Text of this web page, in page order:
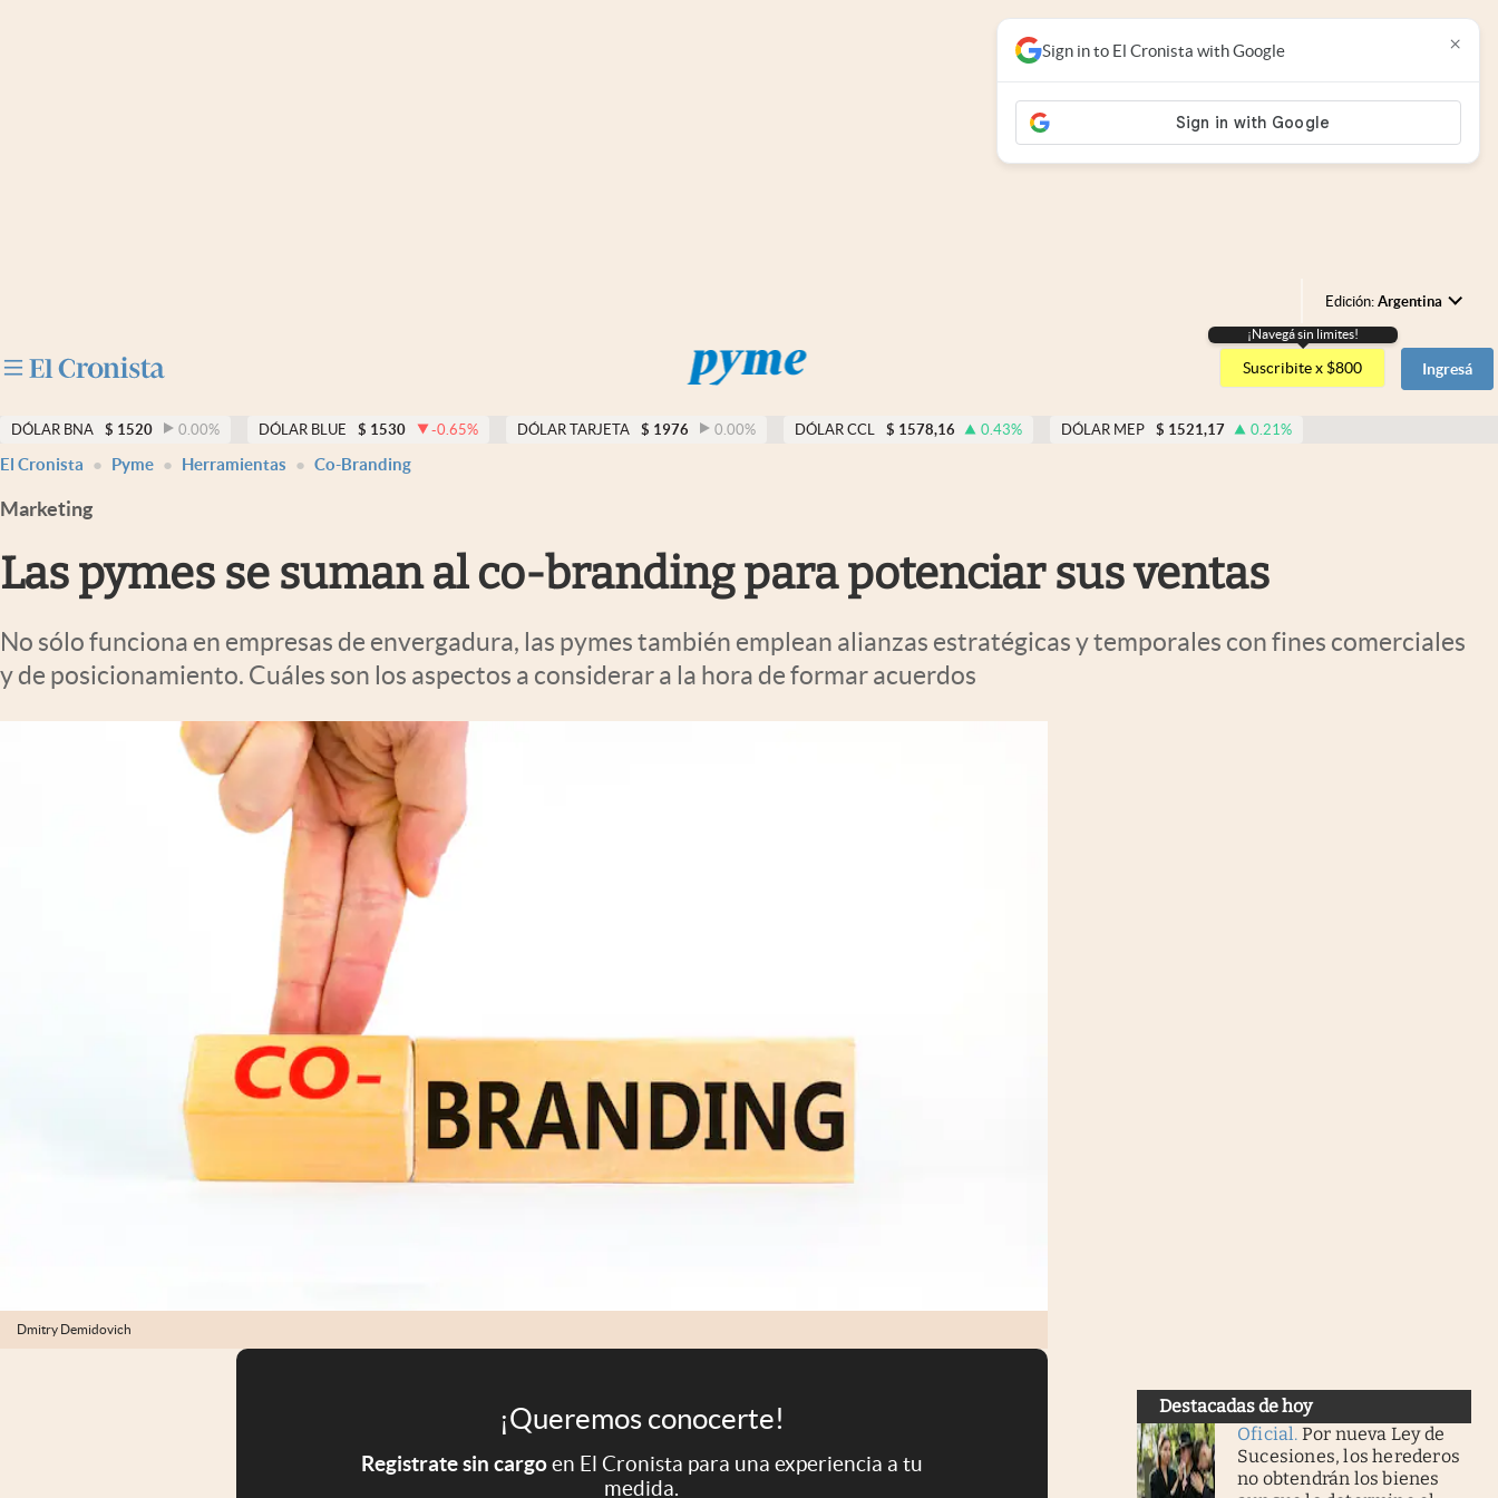
Edición: Argentina
Argentina
España
Otras secciones
Apertura
Infotechnology
Mundial 2026
Eventos Corporativos
El Cronista Studio
¡Navegá sin limites!
Suscribite x $800 Ingresá
DÓLAR BNA $ 1520 0.00% DÓLAR BLUE $ 1530 -0.65% DÓLAR TARJETA $ 1976 0.00% DÓLAR CCL $ 1578,16 0.43% DÓLAR MEP $ 1521,17 0.21%
Sign in to El Cronista with Google ×
El Cronista Pyme Herramientas Co-Branding
Marketing
Las pymes se suman al co-branding para potenciar sus ventas
No sólo funciona en empresas de envergadura, las pymes también emplean alianzas estratégicas y temporales con fines comerciales
y de posicionamiento. Cuáles son los aspectos a considerar a la hora de formar acuerdos
Dmitry Demidovich
¡Queremos conocerte!
Registrate sin cargoen El Cronista para una experiencia a tu
medida.
Destacadas de hoy
Oficial. Por nueva Ley de
Sucesiones, los herederos
no obtendrán los bienes